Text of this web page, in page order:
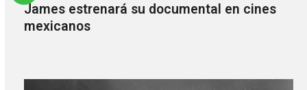
James estrenará su documental en cines
mexicanos